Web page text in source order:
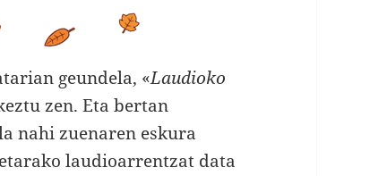
geundela, «Laudioko
zen. Eta bertan
nahi zuenaren eskura
laudioarrentzat data